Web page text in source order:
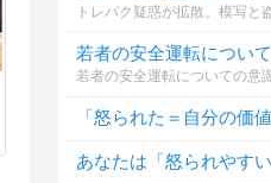
若者の安全運転について